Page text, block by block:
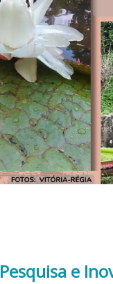
Pesquisa e